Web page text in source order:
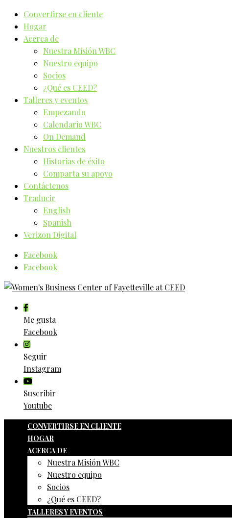
Convertirse en cliente
Hogar
Acerca de
Nuestra Misión WBC
Nuestro equipo
Socios
¿Qué es CEED?
Talleres y eventos
Empezando
Calendario WBC
On Demand
Nuestros clientes
Historias de éxito
Comparta su apoyo
Contáctenos
Traducir
English
Spanish
Verizon Digital
Facebook
Facebook
Me gusta
Facebook
Seguir
Instagram
Suscribir
Youtube
CONVERTIRSE EN CLIENTE
HOGAR
ACERCA DE
Nuestra Misión WBC
Nuestro equipo
Socios
¿Qué es CEED?
TALLERES Y EVENTOS